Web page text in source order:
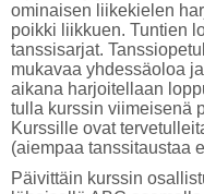
ominaisen liikekielen
poikki liikkuen. Tuntien
tanssisarjat.
mukavaa yhdessäoloa
aikana harjoitellaan
tulla kurssin viimeisenä
Kurssille ovat
(aiempaa tanssitaustaa
Päivittäin kurssin